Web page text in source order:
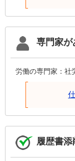
専門家が
労働の専門家：社
履歴書添